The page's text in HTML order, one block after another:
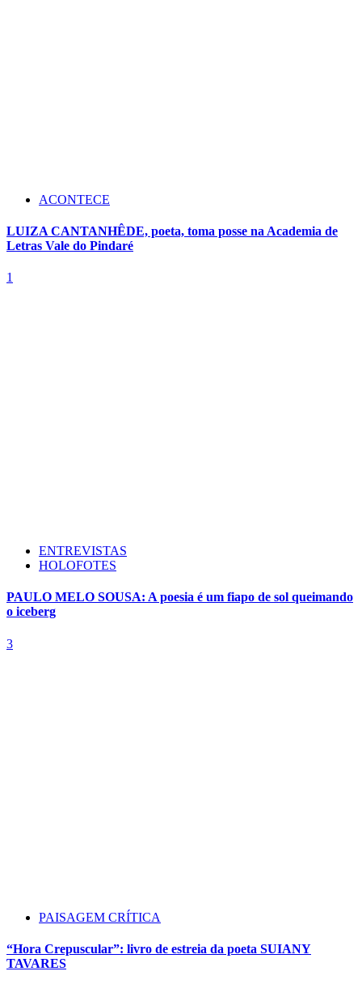
ACONTECE
LUIZA CANTANHÊDE, poeta, toma posse na Academia de
Letras Vale do Pindaré
1
ENTREVISTAS
HOLOFOTES
PAULO MELO SOUSA: A poesia é um fiapo de sol queimando
o iceberg
3
PAISAGEM CRÍTICA
“Hora Crepuscular”: livro de estreia da poeta SUIANY
TAVARES